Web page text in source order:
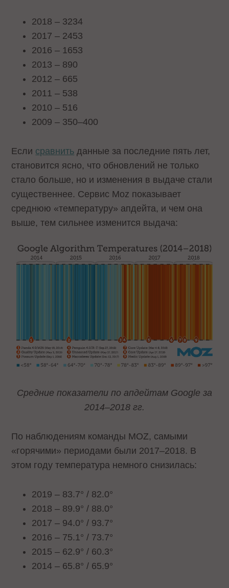
2018 – 3234
2017 – 2453
2016 – 1653
2013 – 890
2012 – 665
2011 – 538
2010 – 516
2009 – 350–400
Если сравнить данные за последние пять лет,
становится ясно, что обновлений не только
стало больше, но и изменения в выдаче стали
существеннее. Сервис Moz показывает
среднюю «температуру» апдейта, и чем она
выше, тем сильнее изменится выдача:
Средние показатели по апдейтам Google за
2014–2018 гг.
По наблюдениям команды MOZ, самыми
«горячими» периодами были 2017–2018. В
этом году температура немного снизилась:
2019 – 83.7° / 82.0°
2018 – 89.9° / 88.0°
2017 – 94.0° / 93.7°
2016 – 75.1° / 73.7°
2015 – 62.9° / 60.3°
2014 – 65.8° / 65.9°